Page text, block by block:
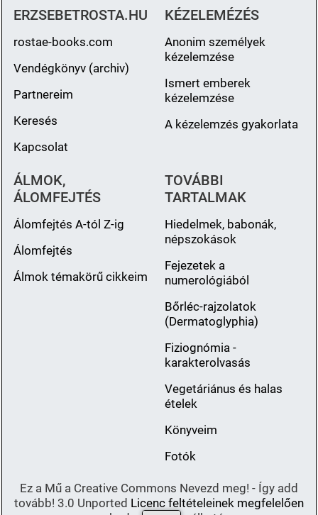
ERZSEBETROSTA.HU
rostae-books.com
Vendégkönyv (archiv)
Partnereim
Keresés
Kapcsolat
KÉZELEMÉZÉS
Anonim személyek
kézelemzése
Ismert emberek
kézelemzése
A kézelemzés gyakorlata
ÁLMOK,
ÁLOMFEJTÉS
Álomfejtés A-tól Z-ig
Álomfejtés
Álmok témakörű cikkeim
TOVÁBBI
TARTALMAK
Hiedelmek, babonák,
népszokások
Fejezetek a
numerológiából
Bőrléc-rajzolatok
(Dermatoglyphia)
Fiziognómia -
karakterolvasás
Vegetáriánus és halas
ételek
Könyveim
Fotók
Ez a Mű a Creative Commons Nevezd meg! - Így add
tovább! 3.0 Unported Licenc feltételeinek megfelelően